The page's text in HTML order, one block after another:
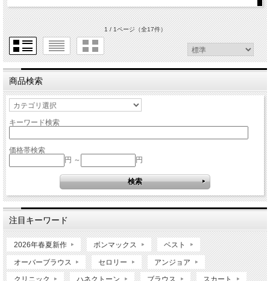
1 / 1ページ（全17件）
商品検索
キーワード検索
価格帯検索
円 ～
円
注目キーワード
2026年春夏新作 ボンマックス ベスト
オーバーブラウス セロリー アンジョア
クリニック ハネクトーン ブラウス スカート